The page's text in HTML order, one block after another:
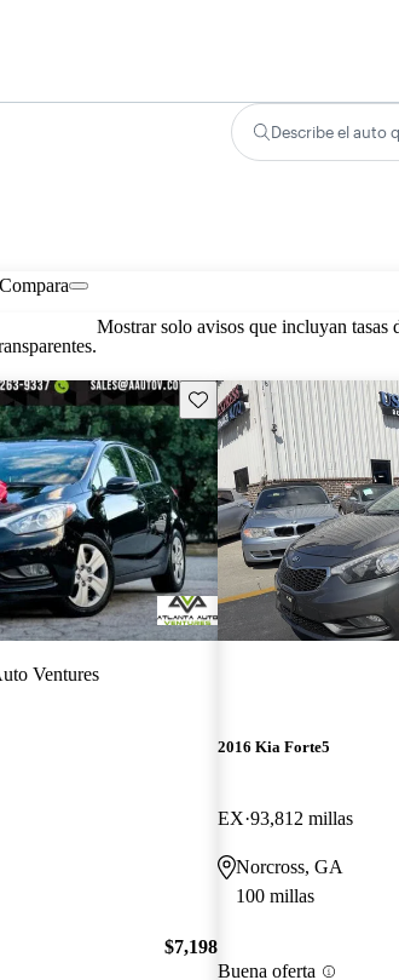
Describe el auto
Compara
Mostrar solo avisos que incluyan tasas
Guarda este Aviso
Ventures
$7,198
2016 Kia Forte5
EX 93,812 millas
Norcross, GA
100 millas
Buena oferta